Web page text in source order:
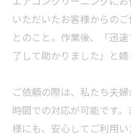
いただいたお客様からの
とのこと。作業後、「迅
了して助かりました」と
ご依頼の際は、私たち夫
時間での対応が可能です
様にも、安心してご利用